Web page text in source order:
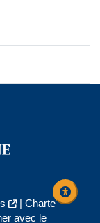
| Charte
avec le